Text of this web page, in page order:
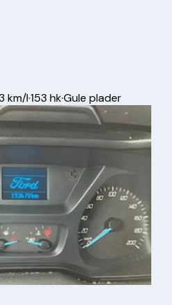
km/l·153 hk·Gule plader